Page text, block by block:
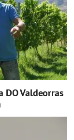
DO Valdeorras